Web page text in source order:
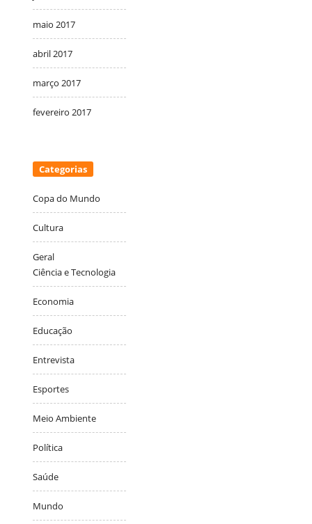
maio 2017
abril 2017
março 2017
fevereiro 2017
Categorias
Copa do Mundo
Cultura
Geral
Ciência e Tecnologia
Economia
Educação
Entrevista
Esportes
Meio Ambiente
Política
Saúde
Mundo